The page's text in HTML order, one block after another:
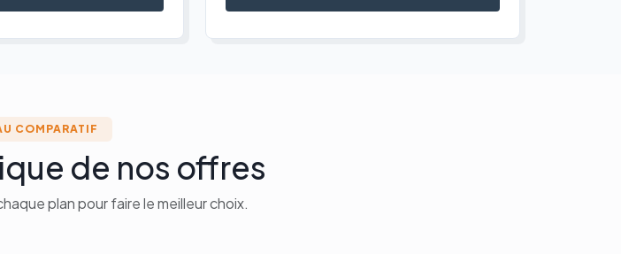
COMPARATIF
de nos offres
plan pour faire le meilleur choix.